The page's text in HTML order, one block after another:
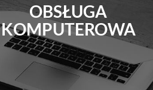
OBSŁUGA
KOMPUTEROWA